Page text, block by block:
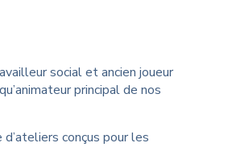
social et ancien joueur
principal de nos
conçus pour les